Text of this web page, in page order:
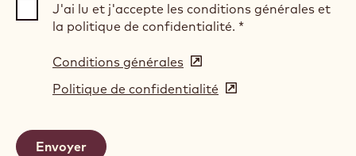
J'ai lu et j'accepte les conditions générales et
la politique de confidentialité. *
Conditions générales (opens
in
a
Politique de confidentialité (opens